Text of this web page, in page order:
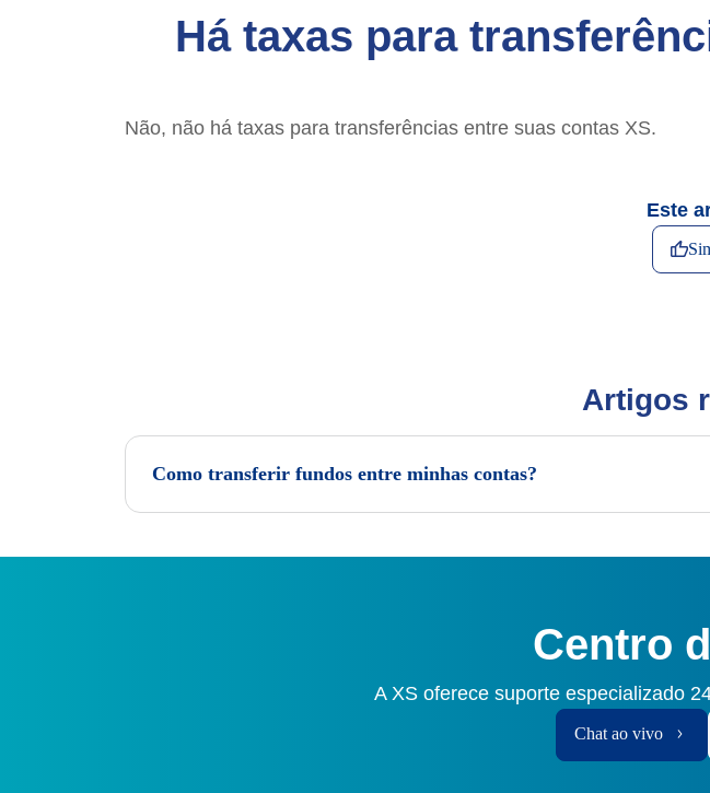
Há taxas para
Não, não há taxas para transferências entre suas contas XS.
Este
Artigos
Como transferir fundos entre minhas contas?
Centro
A XS oferece suporte especializado
Chat ao vivo